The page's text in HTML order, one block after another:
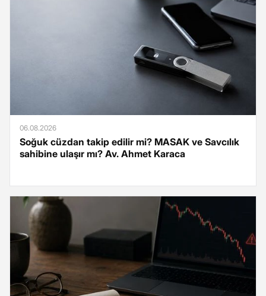
06.08.2026
Soğuk cüzdan takip edilir mi? MASAK ve Savcılık
sahibine ulaşır mı? Av. Ahmet Karaca